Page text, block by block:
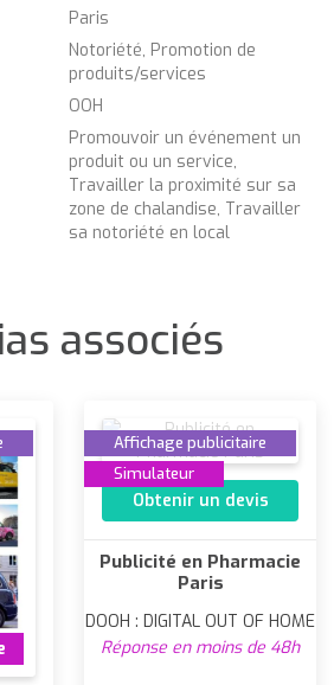
Paris
Notoriété, Promotion de
produits/services
OOH
Promouvoir un événement un
produit ou un service,
Travailler la proximité sur sa
zone de chalandise, Travailler
sa notoriété en local
associés
Affichage publicitaire
Simulateur
Obtenir un devis
Publicité en Pharmacie
Paris
DOOH : DIGITAL OUT OF HOME
Réponse en moins de 48h